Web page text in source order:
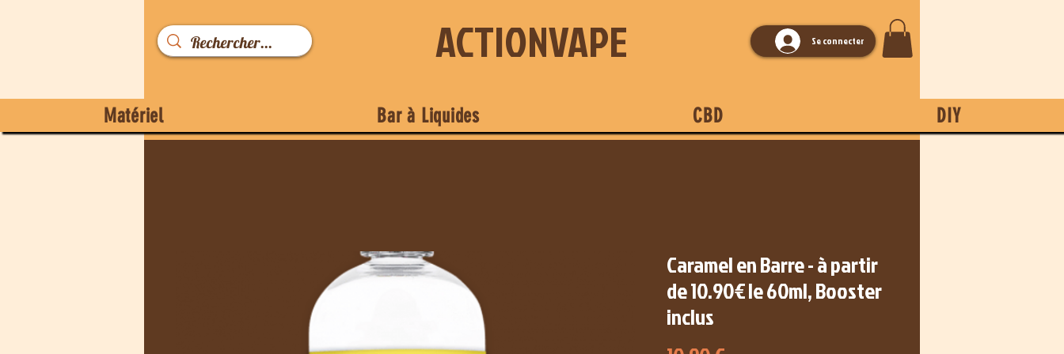
ACTIONVAPE Se connecter
Matériel Bar à Liquides CBD DIY
Caramel en Barre - à partir
de 10.90€ le 60ml, Booster
inclus